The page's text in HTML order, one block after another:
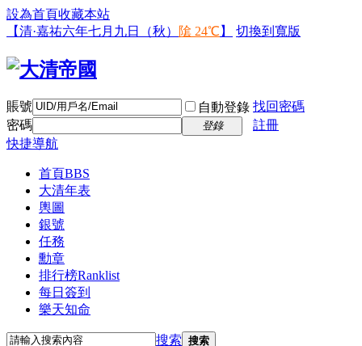
設為首頁收藏本站
【清·嘉祐六年七月九日（秋）
隂 24℃ 】 切換到寬版
賬號 自動登錄 找回密碼
密碼
登錄
註冊
快捷導航
首頁BBS
大清年表
輿圖
銀號
任務
勳章
排行榜Ranklist
每日簽到
樂天知命
搜索 搜索